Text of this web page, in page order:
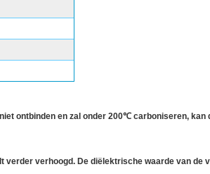
ontbinden en zal onder 200℃ carboniseren,
verhoogd. De diëlektrische waarde van